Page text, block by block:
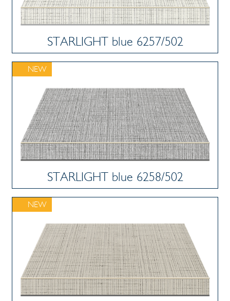
STARLIGHT blue 6257/502
NEW
STARLIGHT blue 6258/502
NEW